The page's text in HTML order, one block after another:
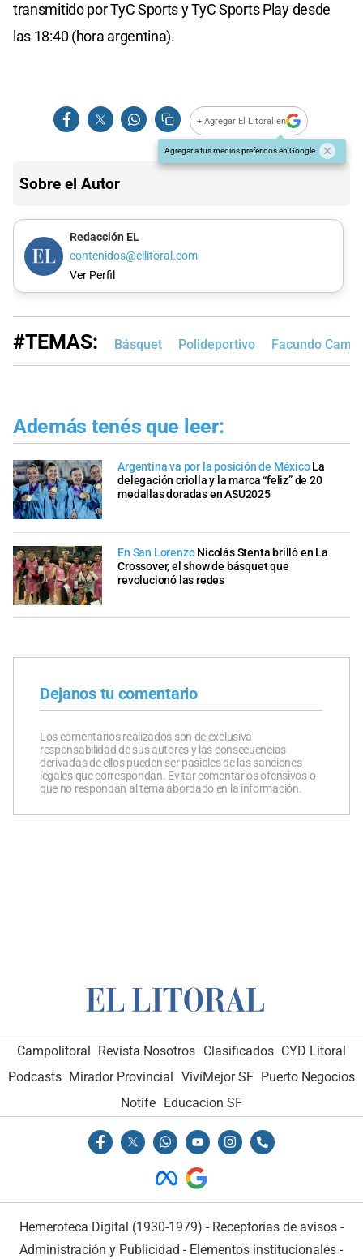
transmitido por TyC Sports y TyC Sports Play desde
las 18:40 (hora argentina).
+ Agregar El Litoral en
Agregar a tus medios preferidos en Google
Sobre el Autor
Redacción EL
contenidos@ellitoral.com
Ver Perfil
#TEMAS: Básquet Polideportivo Facundo
Además tenés que leer:
Argentina va por la posición de México La
delegación criolla y la marca “feliz” de 20
medallas doradas en ASU2025
En San Lorenzo Nicolás Stenta brilló en La
Crossover, el show de básquet que
revolucionó las redes
Dejanos tu comentario
Los comentarios realizados son de exclusiva
responsabilidad de sus autores y las consecuencias
derivadas de ellos pueden ser pasibles de las sanciones
legales que correspondan. Evitar comentarios ofensivos o
que no respondan al tema abordado en la información.
Campolitoral Revista Nosotros Clasificados CYD Litoral
Podcasts Mirador Provincial VivíMejor SF Puerto Negocios
Notife Educacion SF
Hemeroteca Digital (1930-1979) - Receptorías de avisos -
Administración y Publicidad - Elementos institucionales -